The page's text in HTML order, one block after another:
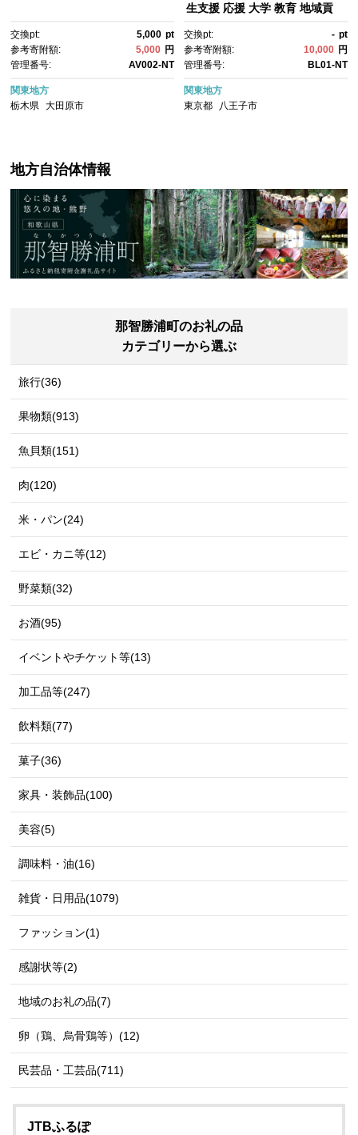
交換pt: 5,000 pt
参考寄附額:
5,000 円
管理番号:
AV002-NT
関東地方
栃木県
大田原市
生支援 応援 大学 教育 地域貢
料 東京 八王子
交換pt: - pt
参考寄附額:
10,000 円
管理番号:
BL01-NT
関東地方
東京都
八王子市
地方自治体情報
那智勝浦町のお礼の品
カテゴリーから選ぶ
旅行(36)
果物類(913)
魚貝類(151)
肉(120)
米・パン(24)
エビ・カニ等(12)
野菜類(32)
お酒(95)
イベントやチケット等(13)
加工品等(247)
飲料類(77)
菓子(36)
家具・装飾品(100)
美容(5)
調味料・油(16)
雑貨・日用品(1079)
ファッション(1)
感謝状等(2)
地域のお礼の品(7)
卵（鶏、烏骨鶏等）(12)
民芸品・工芸品(711)
JTBふるぽ